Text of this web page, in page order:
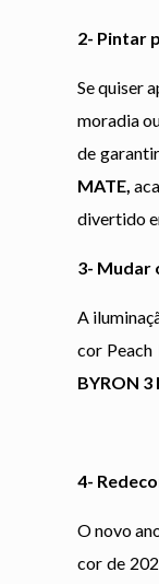
2- Pintar
Se quiser
moradia
de
MATE,
divertido
3- Mudar
A
cor Peach
BYRON 3
4-
O novo
cor de